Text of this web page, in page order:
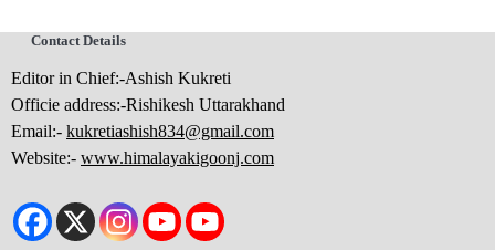
Contact Details
Editor in Chief:-Ashish Kukreti
Officie address:-Rishikesh Uttarakhand
Email:- kukretiashish834@gmail.com
Website:- www.himalayakigoonj.com